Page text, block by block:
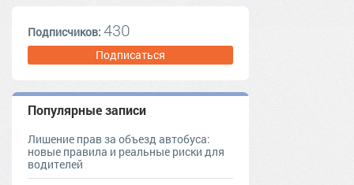
Подписчиков: 430
Подписаться
Популярные записи
Лишение прав за объезд автобуса:
новые правила и реальные риски для
водителей